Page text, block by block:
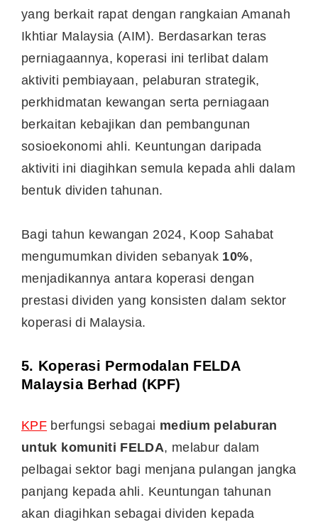
yang berkait rapat dengan rangkaian Amanah
Ikhtiar Malaysia (AIM). Berdasarkan teras
perniagaannya, koperasi ini terlibat dalam
aktiviti pembiayaan, pelaburan strategik,
perkhidmatan kewangan serta perniagaan
berkaitan kebajikan dan pembangunan
sosioekonomi ahli. Keuntungan daripada
aktiviti ini diagihkan semula kepada ahli dalam
bentuk dividen tahunan.
Bagi tahun kewangan 2024, Koop Sahabat
mengumumkan dividen sebanyak 10%,
menjadikannya antara koperasi dengan
prestasi dividen yang konsisten dalam sektor
koperasi di Malaysia.
5. Koperasi Permodalan FELDA
Malaysia Berhad (KPF)
KPF berfungsi sebagai medium pelaburan
untuk komuniti FELDA, melabur dalam
pelbagai sektor bagi menjana pulangan jangka
panjang kepada ahli. Keuntungan tahunan
akan diagihkan sebagai dividen kepada